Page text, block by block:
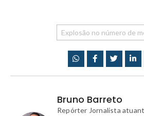
Explosão no número de
Bruno Barreto
Repórter Jornalista